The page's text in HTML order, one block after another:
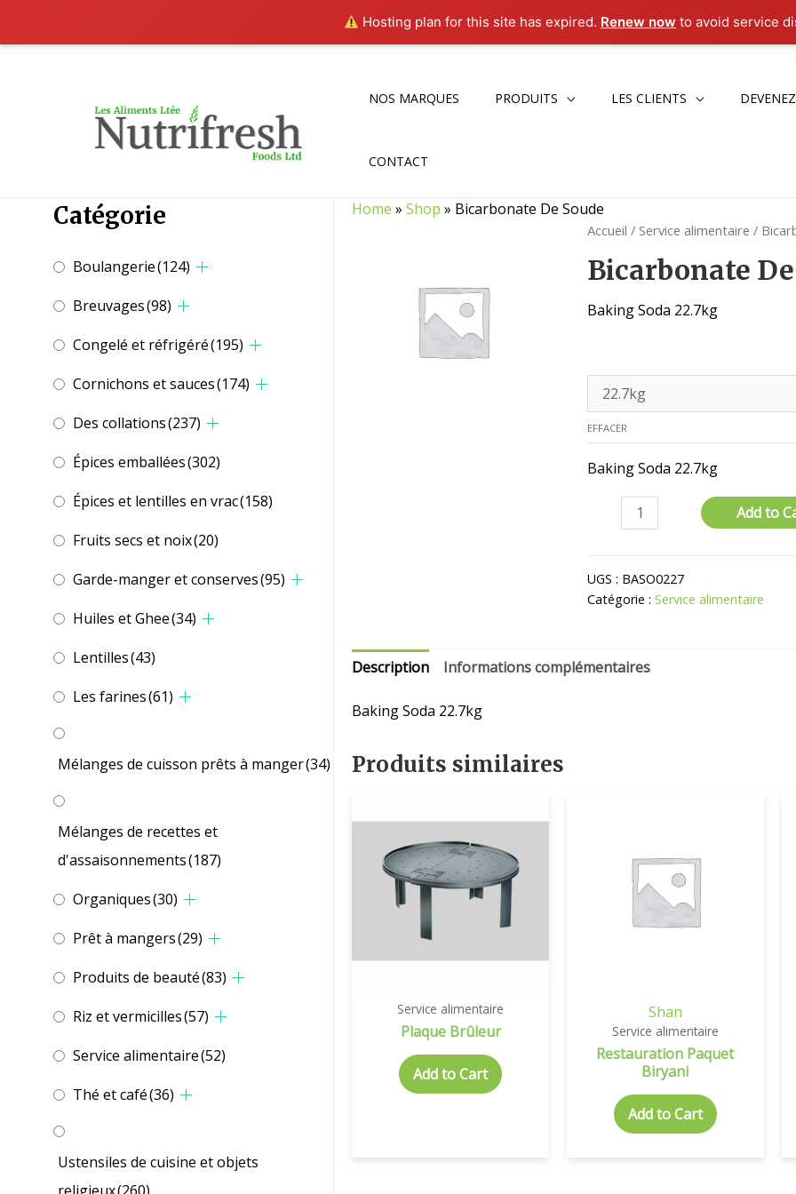
Hosting plan for this site has expired. Renew now to avoid service
NOS MARQUES PRODUITS LES CLIENTS
CONTACT
Catégorie
Boulangerie(124)
Breuvages(98)
Congelé et réfrigéré(195)
Cornichons et sauces(174)
Des collations(237)
Épices emballées(302)
Épices et lentilles en vrac(158)
Fruits secs et noix(20)
Garde-manger et conserves(95)
Huiles et Ghee(34)
Lentilles(43)
Les farines(61)
Mélanges de cuisson prêts à manger(34)
Mélanges de recettes et
d'assaisonnements(187)
Organiques(30)
Prêt à mangers(29)
Produits de beauté(83)
Riz et vermicilles(57)
Service alimentaire(52)
Thé et café(36)
Ustensiles de cuisine et objets
Home »Shop » Bicarbonate De Soude
Accueil / Service alimentaire /
Bicarbonate
Baking Soda 22.7kg
EFFACER
Baking Soda 22.7kg
quantité
De
Soude
Add to
UGS : BASO0227
Catégorie :Service alimentaire
Description Informations complémentaires
Baking Soda 22.7kg
Produits similaires
Service alimentaire
Plaque Brûleur
Add to Cart
Shan
Service alimentaire
Restauration Paquet
Biryani
Add to Cart